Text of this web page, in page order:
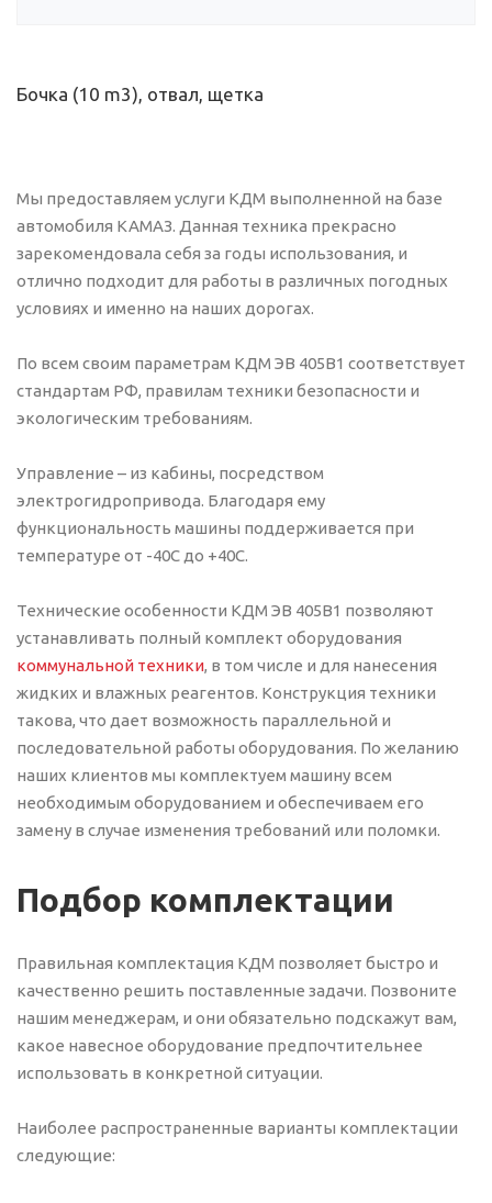
Бочка (10 m3), отвал, щетка
Мы предоставляем услуги КДМ выполненной на базе
автомобиля КАМАЗ. Данная техника прекрасно
зарекомендовала себя за годы использования, и
отлично подходит для работы в различных погодных
условиях и именно на наших дорогах.
По всем своим параметрам КДМ ЭВ 405В1 соответствует
стандартам РФ, правилам техники безопасности и
экологическим требованиям.
Управление – из кабины, посредством
электрогидропривода. Благодаря ему
функциональность машины поддерживается при
температуре от -40С до +40С.
Технические особенности КДМ ЭВ 405В1 позволяют
устанавливать полный комплект оборудования
коммунальной техники, в том числе и для нанесения
жидких и влажных реагентов. Конструкция техники
такова, что дает возможность параллельной и
последовательной работы оборудования. По желанию
наших клиентов мы комплектуем машину всем
необходимым оборудованием и обеспечиваем его
замену в случае изменения требований или поломки.
Подбор комплектации
Правильная комплектация КДМ позволяет быстро и
качественно решить поставленные задачи. Позвоните
нашим менеджерам, и они обязательно подскажут вам,
какое навесное оборудование предпочтительнее
использовать в конкретной ситуации.
Наиболее распространенные варианты комплектации
следующие: